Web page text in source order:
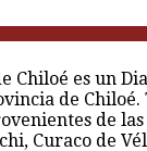
Chiloé es un
de Chiloé.
de las
Curaco de